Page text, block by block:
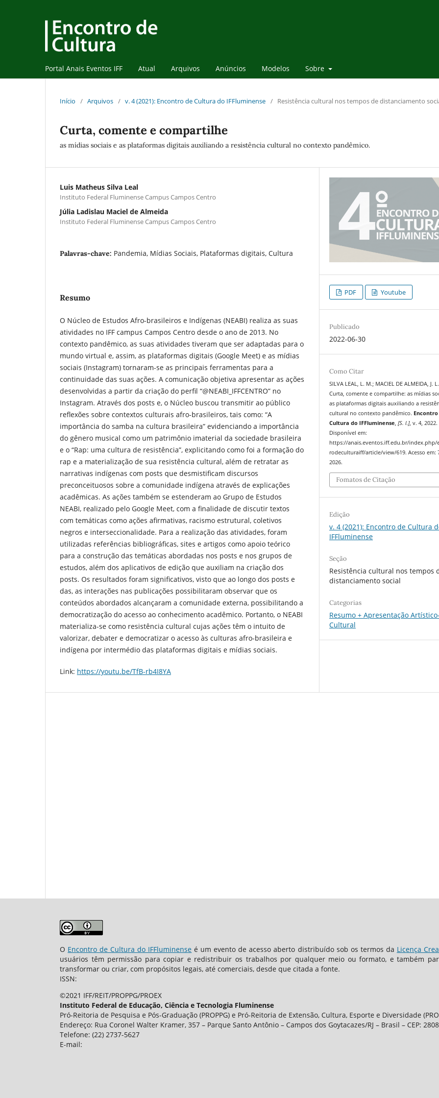
Portal Anais Eventos IFF Atual Arquivos Anúncios Modelos Sobre
Início / Arquivos / v. 4 (2021): Encontro de Cultura do IFFluminense / Resistência cultural nos tempos de distanciamento
Curta, comente e compartilhe
as mídias sociais e as plataformas digitais auxiliando a resistência cultural no contexto pandêmico.
Luis Matheus Silva Leal
Instituto Federal Fluminense Campus Campos Centro
Júlia Ladislau Maciel de Almeida
Instituto Federal Fluminense Campus Campos Centro
Palavras-chave: Pandemia, Mídias Sociais, Plataformas digitais, Cultura
Resumo
O Núcleo de Estudos Afro-brasileiros e Indígenas (NEABI) realiza as suas
atividades no IFF campus Campos Centro desde o ano de 2013. No
contexto pandêmico, as suas atividades tiveram que ser adaptadas para o
mundo virtual e, assim, as plataformas digitais (Google Meet) e as mídias
sociais (Instagram) tornaram-se as principais ferramentas para a
continuidade das suas ações. A comunicação objetiva apresentar as ações
desenvolvidas a partir da criação do perfil “@NEABI_IFFCENTRO” no
Instagram. Através dos posts e, o Núcleo buscou transmitir ao público
reflexões sobre contextos culturais afro-brasileiros, tais como: “A
importância do samba na cultura brasileira” evidenciando a importância
do gênero musical como um patrimônio imaterial da sociedade brasileira
e o “Rap: uma cultura de resistência”, explicitando como foi a formação do
rap e a materialização de sua resistência cultural, além de retratar as
narrativas indígenas com posts que desmistificam discursos
preconceituosos sobre a comunidade indígena através de explicações
acadêmicas. As ações também se estenderam ao Grupo de Estudos
NEABI, realizado pelo Google Meet, com a finalidade de discutir textos
com temáticas como ações afirmativas, racismo estrutural, coletivos
negros e interseccionalidade. Para a realização das atividades, foram
utilizadas referências bibliográficas, sites e artigos como apoio teórico
para a construção das temáticas abordadas nos posts e nos grupos de
estudos, além dos aplicativos de edição que auxiliam na criação dos
posts. Os resultados foram significativos, visto que ao longo dos posts e
das, as interações nas publicações possibilitaram observar que os
conteúdos abordados alcançaram a comunidade externa, possibilitando a
democratização do acesso ao conhecimento acadêmico. Portanto, o NEABI
materializa-se como resistência cultural cujas ações têm o intuito de
valorizar, debater e democratizar o acesso às culturas afro-brasileira e
indígena por intermédio das plataformas digitais e mídias sociais.
Link: https://youtu.be/TfB-rb4I8YA
PDF Youtube
Publicado
2022-06-30
Como Citar
SILVA LEAL, L. M.; MACIEL DE ALMEIDA, J.
Curta, comente e compartilhe: as mídias
as plataformas digitais auxiliando a
cultural no contexto pandêmico. Encontro
Cultura do IFFluminense,[S. l.], v. 4, 2022.
Disponível em:
https://anais.eventos.iff.edu.br/index.php/
rodeculturaiff/article/view/619. Acesso em:
2026.
Fomatos de Citação
Edição
v. 4 (2021): Encontro de Cultura
IFFluminense
Seção
Resistência cultural nos tempos
distanciamento social
Categorias
Resumo + Apresentação Artístico-
Cultural
O Encontro de Cultura do IFFluminense é um evento de acesso aberto distribuído sob os termos da Licença
usuários têm permissão para copiar e redistribuir os trabalhos por qualquer meio ou formato, e também
transformar ou criar, com propósitos legais, até comerciais, desde que citada a fonte.
ISSN:
©2021 IFF/REIT/PROPPG/PROEX
Instituto Federal de Educação, Ciência e Tecnologia Fluminense
Pró-Reitoria de Pesquisa e Pós-Graduação (PROPPG) e Pró-Reitoria de Extensão, Cultura, Esporte e Diversidade
Endereço: Rua Coronel Walter Kramer, 357 – Parque Santo Antônio – Campos dos Goytacazes/RJ – Brasil – CEP:
Telefone: (22) 2737-5627
E-mail: